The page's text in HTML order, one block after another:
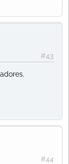
#43
#44